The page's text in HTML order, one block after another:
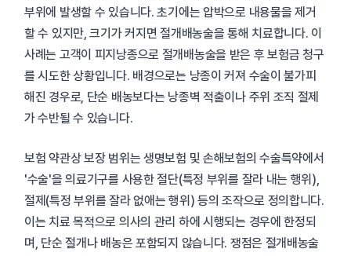
부위에 발생할 수 있습니다. 초기에는 압박으로 내용물을 제거
할 수 있지만, 크기가 커지면 절개배농술을 통해 치료합니다. 이
사례는 고객이 피지낭종으로 절개배농술을 받은 후 보험금 청구
를 시도한 상황입니다. 배경으로는 낭종이 커져 수술이 불가피
해진 경우로, 단순 배농보다는 낭종벽 적출이나 주위 조직 절제
가 수반될 수 있습니다.
보험 약관상 보장 범위는 생명보험 및 손해보험의 수술특약에서
'수술'을 의료기구를 사용한 절단(특정 부위를 잘라 내는 행위),
절제(특정 부위를 잘라 없애는 행위) 등의 조작으로 정의합니다.
이는 치료 목적으로 의사의 관리 하에 시행되는 경우에 한정되
며, 단순 절개나 배농은 포함되지 않습니다. 쟁점은 절개배농술